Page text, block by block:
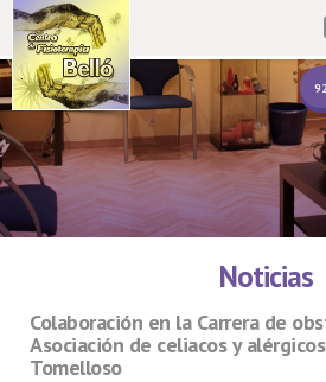
Noticias
Colaboración en la Carrera de
Asociación de celiacos y
Tomelloso